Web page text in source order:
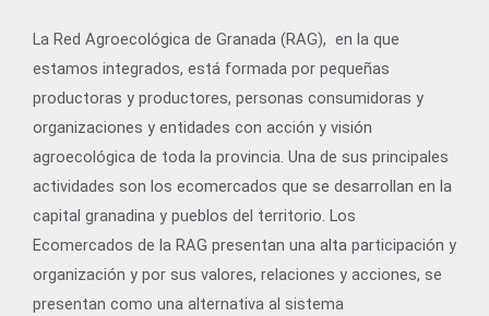
La Red Agroecológica de Granada (RAG), en la que
estamos integrados, está formada por pequeñas
productoras y productores, personas consumidoras y
organizaciones y entidades con acción y visión
agroecológica de toda la provincia. Una de sus principales
actividades son los ecomercados que se desarrollan en la
capital granadina y pueblos del territorio. Los
Ecomercados de la RAG presentan una alta participación y
organización y por sus valores, relaciones y acciones, se
presentan como una alternativa al sistema